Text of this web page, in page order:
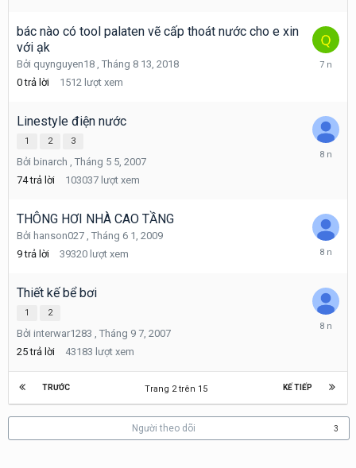
bác nào có tool palaten vẽ cấp thoát nước cho e xin
với ạk
Bởi quynguyen18 Tháng 8 13, 2018
0 trả lời 1512 lượt xem
Tháng
Linestyle điện nước
1 2 3
Bởi binarch
Tháng 5 5, 2007
74 trả lời 103037 lượt xem
Tháng
THÔNG HƠI NHÀ CAO TẦNG
Bởi hanson027 Tháng 6 1, 2009
9 trả lời 39320 lượt xem
Tháng
2018
Thiết kế bể bơi
1 2
Bởi interwar1283
Tháng 9 7, 2007
25 trả lời 43183 lượt xem
Tháng
TRƯỚC KẾ TIẾP
Trang 2 trên 15
Người theo dõi 3